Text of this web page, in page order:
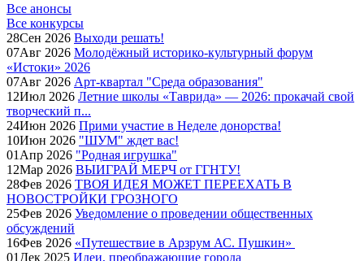
Все анонсы
Все конкурсы
28Сен 2026 Выходи решать!
07Авг 2026 Молодёжный историко-культурный форум
«Истоки» 2026
07Авг 2026 Арт-квартал "Среда образования"
12Июл 2026 Летние школы «Таврида» — 2026: прокачай свой
творческий п...
24Июн 2026 Прими участие в Неделе донорства!
10Июн 2026 "ШУМ" ждет вас!
01 Апр 2026 "Родная игрушка"
12Мар 2026 ВЫИГРАЙ МЕРЧ от ГГНТУ!
28Фев 2026 ТВОЯ ИДЕЯ МОЖЕТ ПЕРЕЕХАТЬ В
НОВОСТРОЙКИ ГРОЗНОГО
25Фев 2026 Уведомление о проведении общественных
обсуждений
16Фев 2026 «Путешествие в Арзрум АС. Пушкин»
01 Дек 2025 Идеи, преображающие города